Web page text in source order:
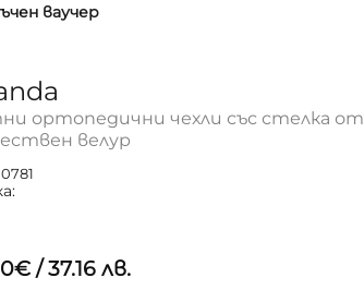
ваучер
ортопедични чехли със стелка от
велур
€ / 37.16 лв.